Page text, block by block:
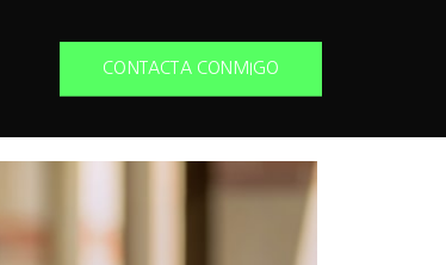
CONTACTA CONMIGO